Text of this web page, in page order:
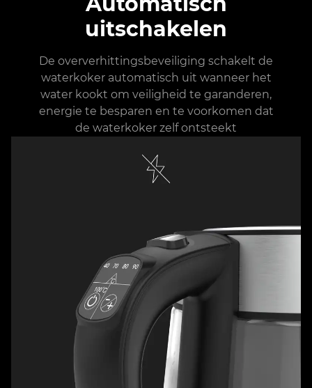
uitschakelen
De oververhittingsbeveiliging schakelt de
waterkoker automatisch uit wanneer het
water kookt om veiligheid te garanderen,
energie te besparen en te voorkomen dat
de waterkoker zelf ontsteekt